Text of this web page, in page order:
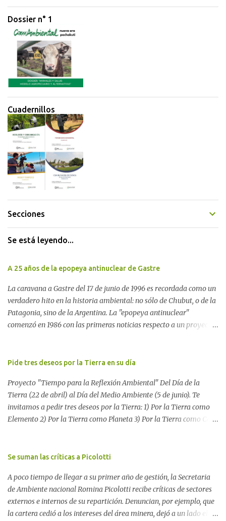
o
s
Dossier n° 1
Cuadernillos
Secciones
Se está leyendo...
A 25 años de la epopeya antinuclear de Gastre
La caravana a Gastre del 17 de junio de 1996 es recordada como un
verdadero hito en la historia ambiental: no sólo de Chubut, o de la
Patagonia, sino de la Argentina. La "epopeya antinuclear"
comenzó en 1986 con las primeras noticias respecto a un proyecto
proyecto legislativo nacional al respecto. En este artículo, la
Movimiento Antinuclear de Chubut (MACH) liderada por Javier
Rodríguez Pardo, como una lección de rebelión democrática
territorial frente a las imposiciones de la tecnocracia nuclear
globalizada. Dossier N° 3 "La crisis nuclear en el mundo. A 10 años
Dukal.
Pide tres deseos por la Tierra en su día
Proyecto "Tiempo para la Reflexión Ambiental" Del Día de la
Tierra (22 de abril) al Día del Medio Ambiente (5 de junio). Te
invitamos a pedir tres deseos por la Tierra: 1) Por la Tierra como
Elemento 2) Por la Tierra como Planeta 3) Por la Tierra como Casa
blog para reunir todos los pedidos. Si no tenés una página web,
blogambiental@yahoo.com.ar Difundí este mensaje. Unamos
nuestras voces para que nos escuchen Ver más sobre el Proyecto
"Tiempo para la reflexión ambiental" Los deseos pueden
expresarse poéticamente: Ver "Oda a la Tierra" Nuestros tres
Se suman las críticas a Picolotti
A poco tiempo de llegar a su primer año de gestión, la Secretaria
de Ambiente nacional Romina Picolotti recibe críticas de sectores
externos e internos de su repartición. Denuncian, por ejemplo, que
la cartera cedió a los intereses del área minera, dejó a un lado el